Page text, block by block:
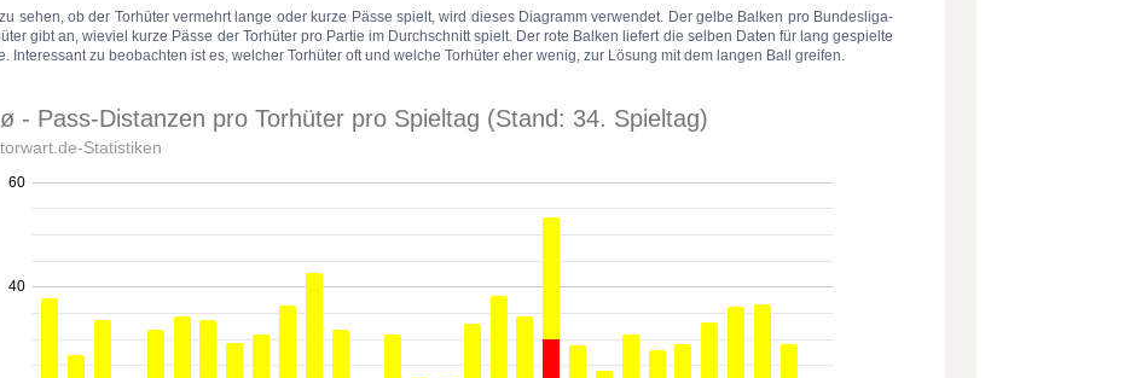
sehen, ob der Torhüter vermehrt lange oder kurze Pässe spielt, wird dieses Diagramm verwendet. Der gelbe Balken pro Bundesliga-
gibt an, wieviel kurze Pässe der Torhüter pro Partie im Durchschnitt spielt. Der rote Balken liefert die selben Daten für lang gespielte
Interessant zu beobachten ist es, welcher Torhüter oft und welche Torhüter eher wenig, zur Lösung mit dem langen Ball greifen.